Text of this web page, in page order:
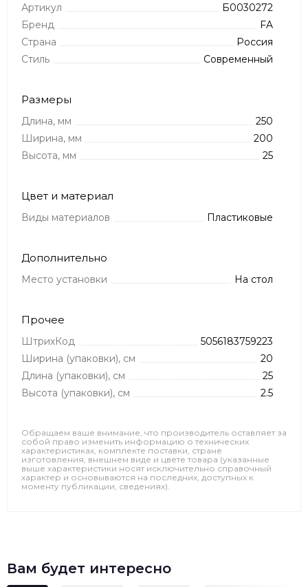
Артикул
Б0030272
Бренд
FA
Страна
Россия
Стиль
Современный
Размеры
Длина, мм
250
Ширина, мм
200
Высота, мм
25
Цвет и материал
Виды материалов Пластиковые
Дополнительно
Место установки На стол
Прочее
ШтрихКод
5056183759223
Ширина (упаковки), см
20
Длина (упаковки), см
25
Высота (упаковки), см
2.5
Обращаем ваше внимание, что производитель оставляет за
собой право изменить информацию о технических
характеристиках, комплекте поставки, стране
изготовления, внешнем виде и цвете товара (указанные
выше характеристики носят исключительно справочный
характер и основываются на последних, доступных к
моменту публикации, сведениях).
Вам будет интересно